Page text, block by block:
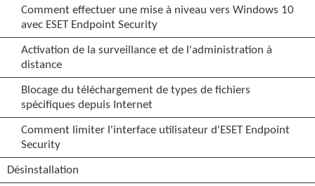
Comment effectuer une mise à niveau vers Windows 10
avec ESET Endpoint Security
Activation de la surveillance et de l'administration à
distance
Blocage du téléchargement de types de fichiers
spécifiques depuis Internet
Comment limiter l'interface utilisateur d'ESET Endpoint
Security
Désinstallation